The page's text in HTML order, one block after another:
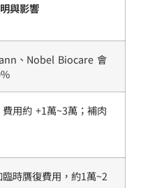
與影響
、Nobel Biocare 會
用約 +1萬~3萬；補肉
時贋復費用，約1萬~2